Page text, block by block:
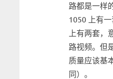
路都是一样
1050 上有
上有两套，
路视频。但
质量应该基
同）。